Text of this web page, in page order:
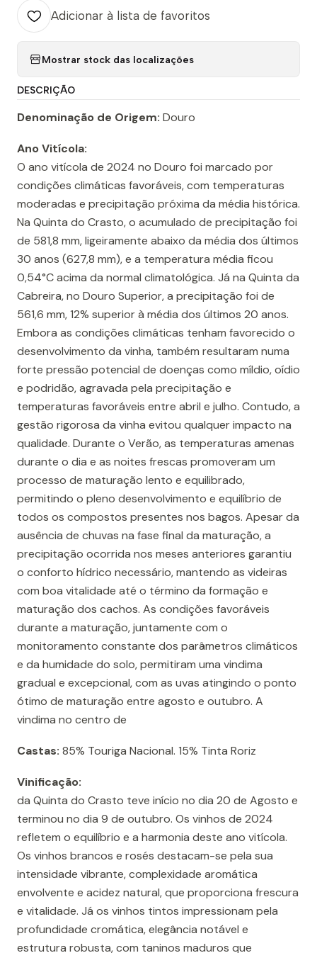
Adicionar à lista de favoritos
Mostrar stock das localizações
DESCRIÇÃO
Denominação de Origem: Douro
Ano Vitícola:
O ano vitícola de 2024 no Douro foi marcado por
condições climáticas favoráveis, com temperaturas
moderadas e precipitação próxima da média histórica.
Na Quinta do Crasto, o acumulado de precipitação foi
de 581,8 mm, ligeiramente abaixo da média dos últimos
30 anos (627,8 mm), e a temperatura média ficou
0,54°C acima da normal climatológica. Já na Quinta da
Cabreira, no Douro Superior, a precipitação foi de
561,6 mm, 12% superior à média dos últimos 20 anos.
Embora as condições climáticas tenham favorecido o
desenvolvimento da vinha, também resultaram numa
forte pressão potencial de doenças como míldio, oídio
e podridão, agravada pela precipitação e
temperaturas favoráveis entre abril e julho. Contudo, a
gestão rigorosa da vinha evitou qualquer impacto na
qualidade. Durante o Verão, as temperaturas amenas
durante o dia e as noites frescas promoveram um
processo de maturação lento e equilibrado,
permitindo o pleno desenvolvimento e equilíbrio de
todos os compostos presentes nos bagos. Apesar da
ausência de chuvas na fase final da maturação, a
precipitação ocorrida nos meses anteriores garantiu
o conforto hídrico necessário, mantendo as videiras
com boa vitalidade até o término da formação e
maturação dos cachos. As condições favoráveis
durante a maturação, juntamente com o
monitoramento constante dos parâmetros climáticos
e da humidade do solo, permitiram uma vindima
gradual e excepcional, com as uvas atingindo o ponto
ótimo de maturação entre agosto e outubro. A
vindima no centro de
Castas: 85% Touriga Nacional. 15% Tinta Roriz
Vinificação:
da Quinta do Crasto teve início no dia 20 de Agosto e
terminou no dia 9 de outubro. Os vinhos de 2024
refletem o equilíbrio e a harmonia deste ano vitícola.
Os vinhos brancos e rosés destacam-se pela sua
intensidade vibrante, complexidade aromática
envolvente e acidez natural, que proporciona frescura
e vitalidade. Já os vinhos tintos impressionam pela
profundidade cromática, elegância notável e
estrutura robusta, com taninos maduros que